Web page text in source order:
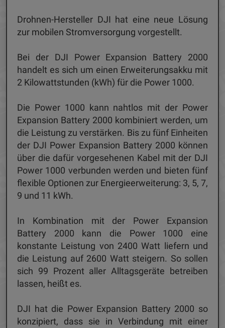
Drohnen-Hersteller DJI hat eine neue Lösung
zur mobilen Stromversorgung vorgestellt.
Bei der DJI Power Expansion Battery 2000
handelt es sich um einen Erweiterungsakku mit
2 Kilowattstunden (kWh) für die Power 1000.
Die Power 1000 kann nahtlos mit der Power
Expansion Battery 2000 kombiniert werden, um
die Leistung zu verstärken. Bis zu fünf Einheiten
der DJI Power Expansion Battery 2000 können
über die dafür vorgesehenen Kabel mit der DJI
Power 1000 verbunden werden und bieten fünf
flexible Optionen zur Energieerweiterung: 3, 5, 7,
9 und 11 kWh.
In Kombination mit der Power Expansion
Battery 2000 kann die Power 1000 eine
konstante Leistung von 2400 Watt liefern und
die Leistung auf 2600 Watt steigern. So sollen
sich 99 Prozent aller Alltagsgeräte betreiben
lassen, heißt es.
DJI hat die Power Expansion Battery 2000 so
konzipiert, dass sie in Verbindung mit einer